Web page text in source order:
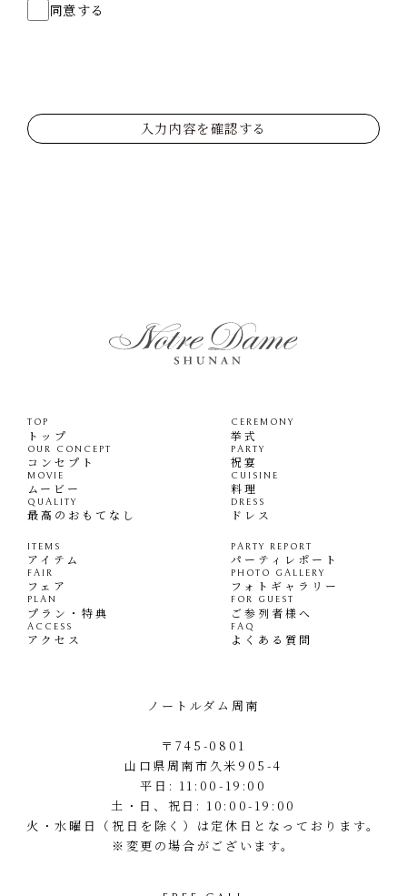
同意する
入力内容を確認する
TOP
トップ
OUR CONCEPT
コンセプト
MOVIE
ムービー
QUALITY
最高のおもてなし
CEREMONY
挙式
PARTY
祝宴
CUISINE
料理
DRESS
ドレス
ITEMS
アイテム
FAIR
フェア
PLAN
プラン・特典
ACCESS
アクセス
PARTY REPORT
パーティレポート
PHOTO GALLERY
フォトギャラリー
FOR GUEST
ご参列者様へ
FAQ
よくある質問
ノートルダム周南
〒745-0801
山口県周南市久米905-4
平日: 11:00-19:00
土・日、祝日: 10:00-19:00
火・水曜日（祝日を除く）は定休日となっております。
※変更の場合がございます。